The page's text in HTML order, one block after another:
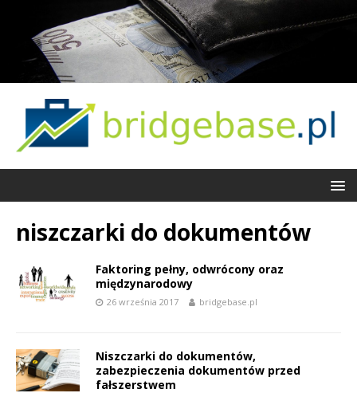
niszczarki do dokumentów
Faktoring pełny, odwrócony oraz
międzynarodowy
26 września 2017 bridgebase.pl
Niszczarki do dokumentów,
zabezpieczenia dokumentów przed
fałszerstwem